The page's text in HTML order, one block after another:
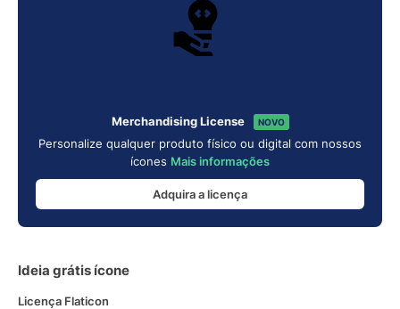
Merchandising License NOVO
Personalize qualquer produto físico ou digital com nossos
ícones Mais informações
Adquira a licença
Ideia grátis ícone
Licença Flaticon